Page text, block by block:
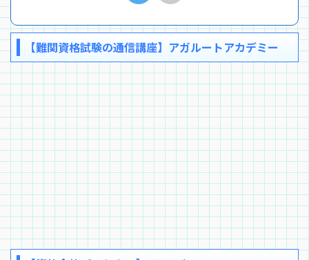
【難関資格試験の通信講座】アガルートアカデミー